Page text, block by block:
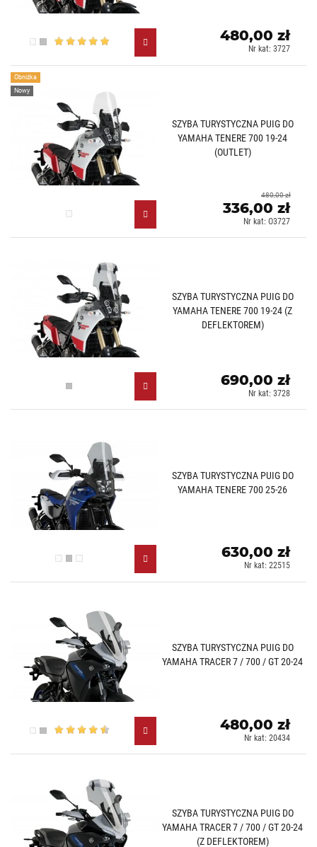
Przezroczysty (W)
Lekko przyciemniany (H)
480,00 zł
Nr kat: 3727
SZYBA TURYSTYCZNA PUIG DO
YAMAHA TENERE 700 19-24
(OUTLET)
Przezroczysty (W)
Obniżka
Nowy
336,00 zł
480,00 zł
Nr kat: O3727
SZYBA TURYSTYCZNA PUIG DO
YAMAHA TENERE 700 19-24 (Z
DEFLEKTOREM)
Lekko przyciemniany (H)
690,00 zł
Nr kat: 3728
SZYBA TURYSTYCZNA PUIG DO
YAMAHA TENERE 700 25-26
Przezroczysty (W)
Lekko przyciemniany (H)
Hydrografika (S)
630,00 zł
Nr kat: 22515
SZYBA TURYSTYCZNA PUIG DO
YAMAHA TRACER 7 / 700 / GT 20-24
Przezroczysty (W)
Lekko przyciemniany (H)
480,00 zł
Nr kat: 20434
SZYBA TURYSTYCZNA PUIG DO
YAMAHA TRACER 7 / 700 / GT 20-24
(Z DEFLEKTOREM)